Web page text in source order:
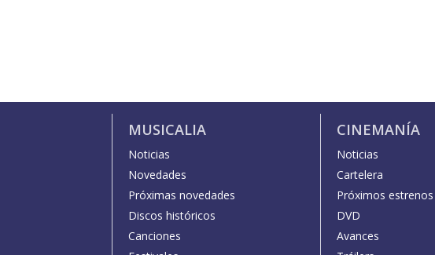
MUSICALIA
Noticias
Novedades
Próximas novedades
Discos históricos
Canciones
CINEMANÍA
Noticias
Cartelera
Próximos estrenos
DVD
Avances